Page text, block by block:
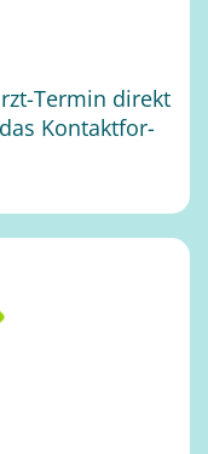
Ter­min di­rekt
Kon­takt­for­